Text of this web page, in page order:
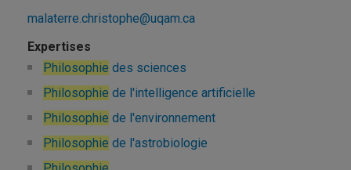
malaterre.christophe@uqam.ca
Philosophie des sciences
Philosophie de l'intelligence artificielle
Philosophie de l'environnement
Philosophie de l'astrobiologie